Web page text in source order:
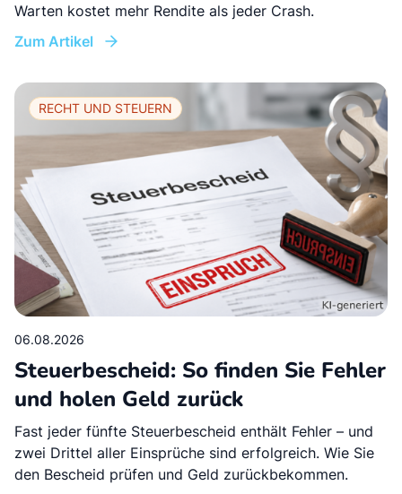
Warten kostet mehr Rendite als jeder Crash.
Zum Artikel
RECHT UND STEUERN
06.08.2026
Steuerbescheid: So finden Sie Fehler
und holen Geld zurück
Fast jeder fünfte Steuerbescheid enthält Fehler – und
zwei Drittel aller Einsprüche sind erfolgreich. Wie Sie
den Bescheid prüfen und Geld zurückbekommen.